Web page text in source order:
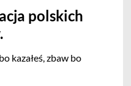
polskich
kazałeś, zbaw bo